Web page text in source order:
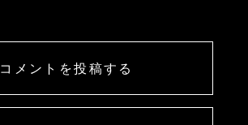
コメントを投稿する